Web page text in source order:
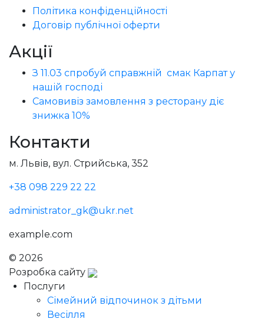
Політика конфіденційності
Договір публічної оферти
Акції
З 11.03 спробуй справжній смак Карпат у
нашій господі
Самовивіз замовлення з ресторану діє
знижка 10%
Контакти
м. Львів, вул. Стрийська, 352
+38 098 229 22 22
administrator_gk@ukr.net
example.com
© 2026
Розробка сайту
Послуги
Сімейний відпочинок з дітьми
Весілля